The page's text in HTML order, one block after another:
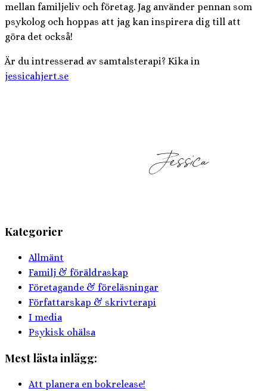
mellan familjeliv och företag. Jag använder pennan som
psykolog och hoppas att jag kan inspirera dig till att
göra det också!
Är du intresserad av samtalsterapi? Kika in
jessicahjert.se
Kategorier
Allmänt
Familj & föräldraskap
Företagande & föreläsningar
Författarskap & skrivterapi
I media
Psykisk ohälsa
Mest lästa inlägg:
Att planera en bokrelease!